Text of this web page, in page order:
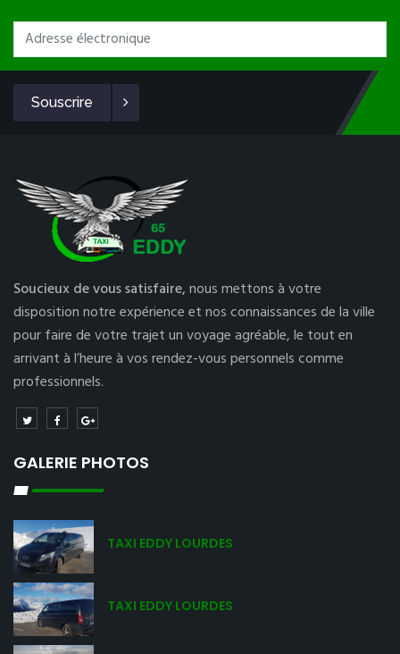
Souscrire
Soucieux de vous satisfaire,nous mettons à votre
disposition notre expérience et nos connaissances de la ville
pour faire de votre trajet un voyage agréable, le tout en
arrivant à l’heure à vos rendez-vous personnels comme
professionnels.
GALERIE PHOTOS
TAXI EDDY LOURDES
TAXI EDDY LOURDES